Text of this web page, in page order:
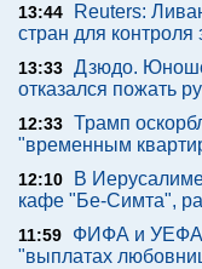
13:44
Reuters:
стран для
13:33 Дзюдо.
отказался пожать
12:33 Трамп
"временным
12:10
В
кафе "Бе-Симта",
11:59
ФИФА и УЕФА
"выплатах